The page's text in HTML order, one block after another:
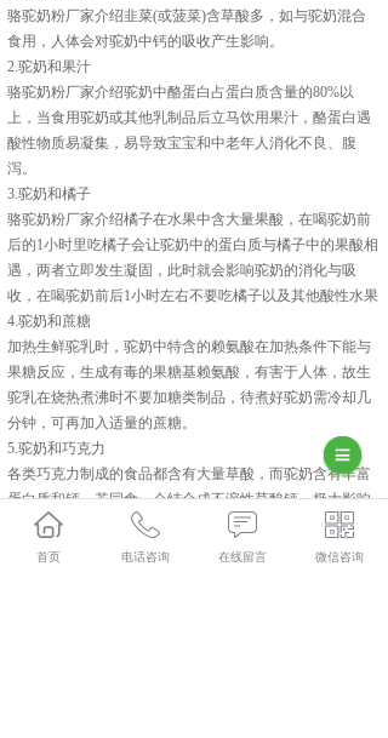
骆驼奶粉厂家介绍韭菜(或菠菜)含草酸多，如与驼奶混合
食用，人体会对驼奶中钙的吸收产生影响。
2.驼奶和果汁
骆驼奶粉厂家介绍驼奶中酪蛋白占蛋白质含量的80%以
上，当食用驼奶或其他乳制品后立马饮用果汁，酪蛋白遇
酸性物质易凝集，易导致宝宝和中老年人消化不良、腹
泻。
3.驼奶和橘子
骆驼奶粉厂家介绍橘子在水果中含大量果酸，在喝驼奶前
后的1小时里吃橘子会让驼奶中的蛋白质与橘子中的果酸相
遇，两者立即发生凝固，此时就会影响驼奶的消化与吸
收，在喝驼奶前后1小时左右不要吃橘子以及其他酸性水果
4.驼奶和蔗糖
加热生鲜驼乳时，驼奶中特含的赖氨酸在加热条件下能与
果糖反应，生成有毒的果糖基赖氨酸，有害于人体，故生
驼乳在烧热煮沸时不要加糖类制品，待煮好驼奶需冷却几
分钟，可再加入适量的蔗糖。
5.驼奶和巧克力
各类巧克力制成的食品都含有大量草酸，而驼奶含有丰富
蛋白质和钙，若同食，会结合成不溶性草酸钙，极大影响
钙的吸收，渐渐出现头发干枯、腹泻、生长缓慢等现象。
热衷甜食的人群需注意，不要将两者同食。
首页 电话咨询 在线留言 微信咨询